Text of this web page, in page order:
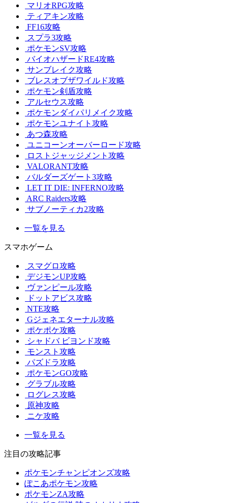
マリオRPG攻略
ティアキン攻略
FF16攻略
スプラ3攻略
ポケモンSV攻略
バイオハザードRE4攻略
サンブレイク攻略
ブレスオブザワイルド攻略
ポケモン剣盾攻略
アルセウス攻略
ポケモンダイパリメイク攻略
ポケモンユナイト攻略
あつ森攻略
ユニコーンオーバーロード攻略
ロストジャッジメント攻略
VALORANT攻略
バルダーズゲート3攻略
LET IT DIE: INFERNO攻略
ARC Raiders攻略
サブノーティカ2攻略
一覧を見る
スマホゲーム
スマグロ攻略
デジモンUP攻略
ヴァンピール攻略
ドットアビス攻略
NTE攻略
Gジェネエターナル攻略
ポケポケ攻略
シャドバ ビヨンド攻略
モンスト攻略
パズドラ攻略
ポケモンGO攻略
グラブル攻略
ログレス攻略
原神攻略
ニケ攻略
一覧を見る
注目の攻略記事
ポケモンチャンピオンズ攻略
ぽこあポケモン攻略
ポケモンZA攻略